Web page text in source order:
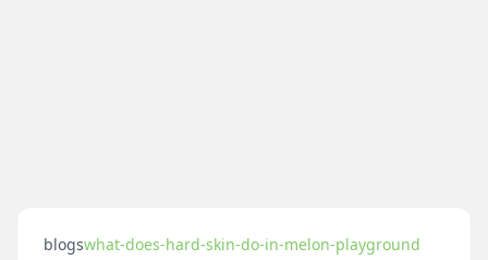
blogswhat-does-hard-skin-do-in-melon-playground